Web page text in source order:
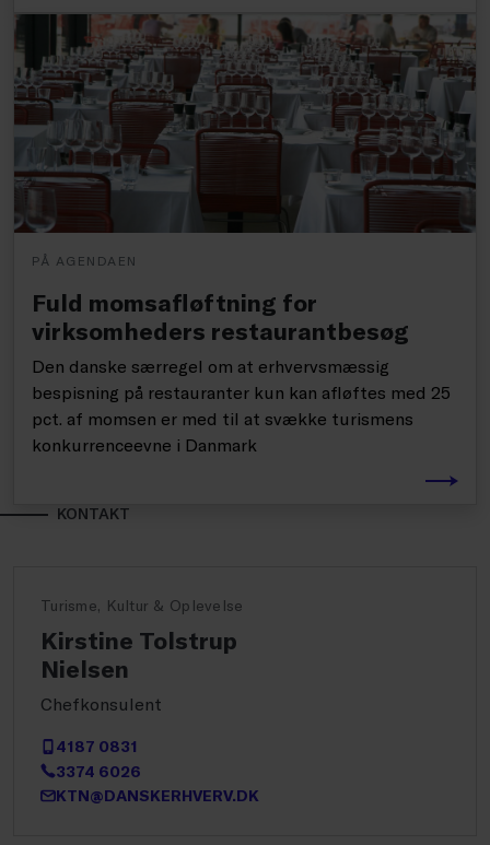
PÅ AGENDAEN
Fuld momsafløftning for
virksomheders restaurantbesøg
Den danske særregel om at erhvervsmæssig
bespisning på restauranter kun kan afløftes med 25
pct. af momsen er med til at svække turismens
konkurrenceevne i Danmark
KONTAKT
Turisme, Kultur & Oplevelse
Kirstine Tolstrup
Nielsen
Chefkonsulent
4187 0831
3374 6026
KTN@DANSKERHVERV.DK